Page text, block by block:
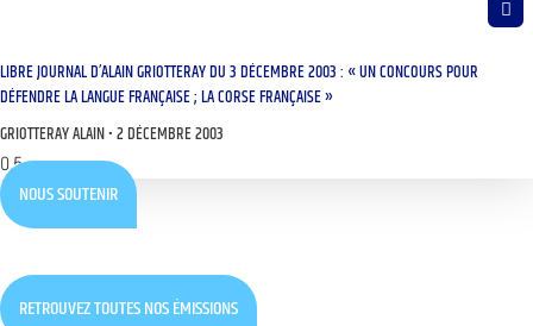
LIBRE JOURNAL D’ALAIN GRIOTTERAY DU 3 DÉCEMBRE 2003 : « UN CONCOURS POUR
DÉFENDRE LA LANGUE FRANÇAISE ; LA CORSE FRANÇAISE »
GRIOTTERAY ALAIN 2 DÉCEMBRE 2003
NOUS SOUTENIR
RETROUVEZ TOUTES NOS ÉMISSIONS